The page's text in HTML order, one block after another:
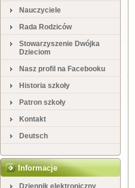
Nauczyciele
Rada Rodziców
Stowarzyszenie Dwójka
Dzieciom
Nasz profil na Facebooku
Historia szkoły
Patron szkoły
Kontakt
Deutsch
Informacje
Dziennik elektroniczny